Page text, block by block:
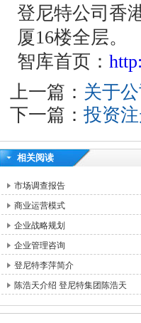
登尼特公司香
厦16楼全层。
智库首页：
上一篇： 关于
下一篇： 投资
相关阅读
市场调查报告
商业运营模式
企业战略规划
企业管理咨询
登尼特李萍简介
陈浩天介绍 登尼特集团陈浩天